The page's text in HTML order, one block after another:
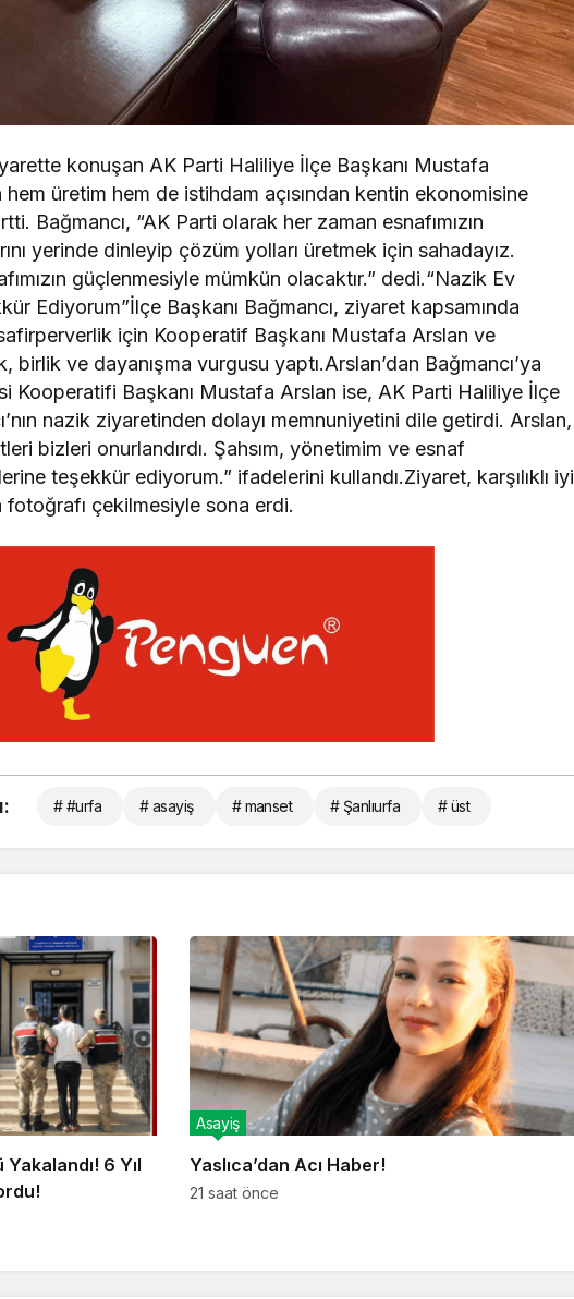
konuşan AK Parti Haliliye İlçe Başkanı Mustafa
hem üretim hem de istihdam açısından kentin ekonomisine
Bağmancı, “AK Parti olarak her zaman esnafımızın
yerinde dinleyip çözüm yolları üretmek için sahadayız.
güçlenmesiyle mümkün olacaktır.” dedi.“Nazik Ev
Ediyorum”İlçe Başkanı Bağmancı, ziyaret kapsamında
için Kooperatif Başkanı Mustafa Arslan ve
ve dayanışma vurgusu yaptı.Arslan’dan Bağmancı’ya
Kooperatifi Başkanı Mustafa Arslan ise, AK Parti Haliliye İlçe
nazik ziyaretinden dolayı memnuniyetini dile getirdi. Arslan,
bizleri onurlandırdı. Şahsım, yönetimim ve esnaf
teşekkür ediyorum.” ifadelerini kullandı.Ziyaret, karşılıklı iyi
fotoğrafı çekilmesiyle sona erdi.
# #urfa # asayiş # manset # Şanlıurfa # üst
6 Yıl
Yaslıca’dan Acı Haber!
Asayiş
21 saat önce